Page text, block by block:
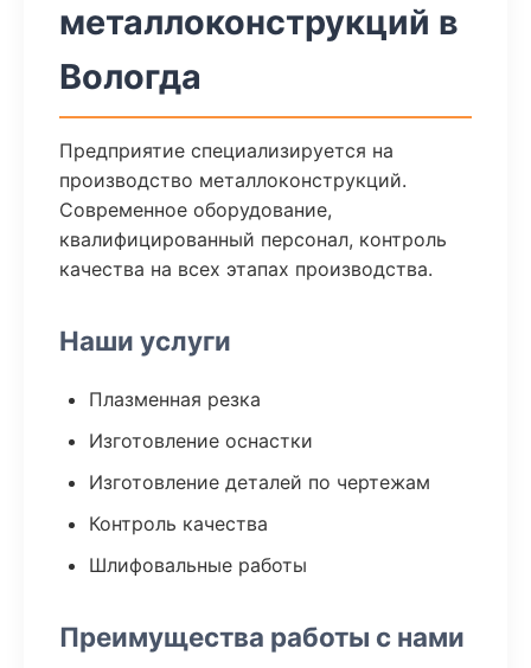
металлоконструкций в
Вологда
Предприятие специализируется на
производство металлоконструкций.
Современное оборудование,
квалифицированный персонал, контроль
качества на всех этапах производства.
Наши услуги
Плазменная резка
Изготовление оснастки
Изготовление деталей по чертежам
Контроль качества
Шлифовальные работы
Преимущества работы с нами